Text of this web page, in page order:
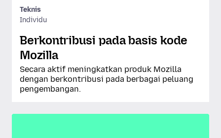
Teknis
Individu
Berkontribusi pada basis kode
Mozilla
Secara aktif meningkatkan produk Mozilla
dengan berkontribusi pada berbagai peluang
pengembangan.